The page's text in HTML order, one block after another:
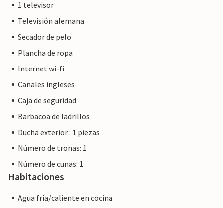
1 televisor
Televisión alemana
Secador de pelo
Plancha de ropa
Internet wi-fi
Canales ingleses
Caja de seguridad
Barbacoa de ladrillos
Ducha exterior : 1 piezas
Número de tronas: 1
Número de cunas: 1
Habitaciones
Agua fría/caliente en cocina